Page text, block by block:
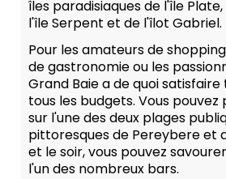
îles paradisiaques de l'île
l'île Serpent et de l'îlot Gabriel.
Pour les amateurs de
de gastronomie ou les
Grand Baie a de quoi
tous les budgets. Vous pouvez
sur l'une des deux plages
pittoresques de Pereybere et
et le soir, vous pouvez
l'un des nombreux bars.